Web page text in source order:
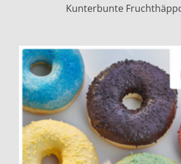
Kunterbunte